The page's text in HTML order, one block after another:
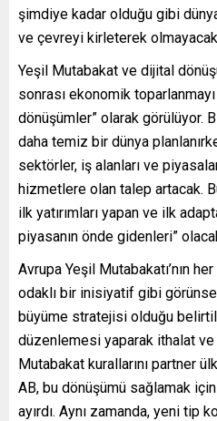
şimdiye kadar olduğu gibi
ve çevreyi kirleterek
Yeşil Mutabakat ve dijital
sonrası ekonomik
dönüşümler” olarak görülüyor.
daha temiz bir dünya
sektörler, iş alanları ve
hizmetlere olan talep artacak.
ilk yatırımları yapan ve ilk
piyasanın önde gidenleri”
Avrupa Yeşil Mutabakatı’nın
odaklı bir inisiyatif gibi
büyüme stratejisi olduğu
düzenlemesi yaparak ithalat
Mutabakat kurallarını partner
AB, bu dönüşümü sağlamak
ayırdı. Aynı zamanda, yeni tip